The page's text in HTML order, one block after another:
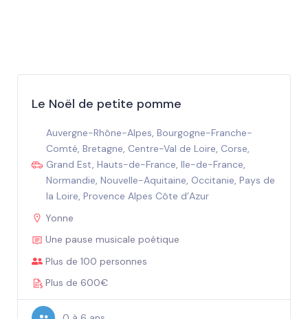
Le Noël de petite pomme
Auvergne-Rhône-Alpes, Bourgogne-Franche-
Comté, Bretagne, Centre-Val de Loire, Corse,
Grand Est, Hauts-de-France, Ile-de-France,
Normandie, Nouvelle-Aquitaine, Occitanie, Pays de
la Loire, Provence Alpes Côte d’Azur
Yonne
Une pause musicale poétique
Plus de 100 personnes
Plus de 600€